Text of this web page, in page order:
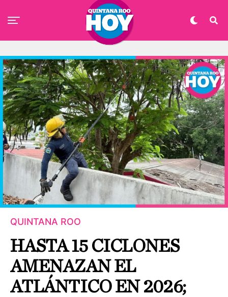
QUINTANA ROO
HASTA 15 CICLONES
AMENAZAN EL
ATLÁNTICO EN 2026;